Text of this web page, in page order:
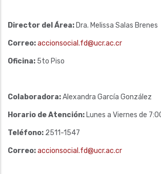
Director del Área: Dra. Melissa Salas Brenes
Correo:accionsocial.fd@ucr.ac.cr
Oficina: 5to Piso
Colaboradora:Alexandra García González
Horario de Atención: Lunes a Viernes de
Teléfono: 2511-1547
Correo:accionsocial.fd@ucr.ac.cr